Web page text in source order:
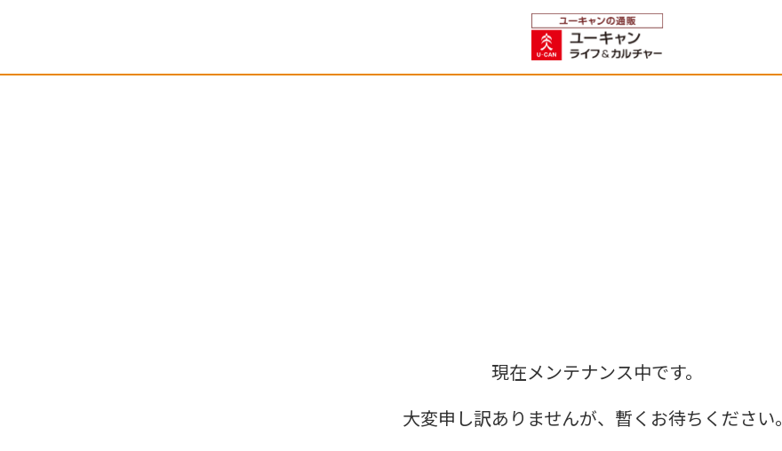
現在メンテナンス中です。
大変申し訳ありませんが、暫くお待ちください。